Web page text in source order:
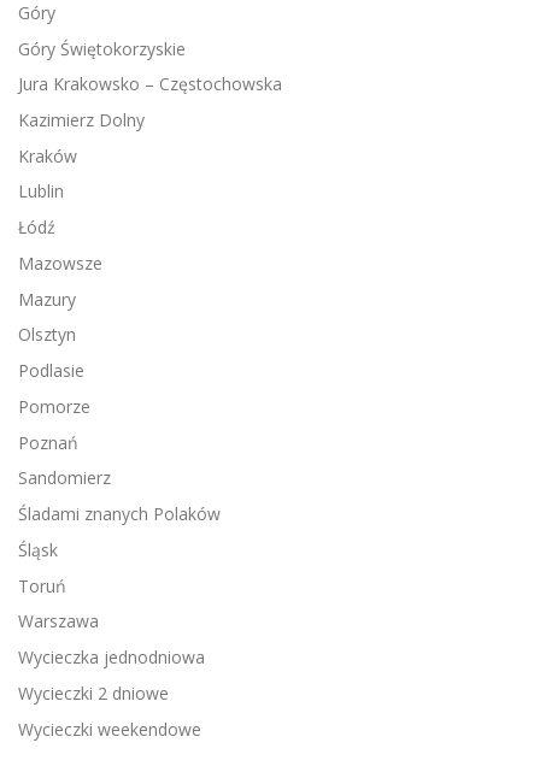
Góry
Góry Świętokorzyskie
Jura Krakowsko – Częstochowska
Kazimierz Dolny
Kraków
Lublin
Łódź
Mazowsze
Mazury
Olsztyn
Podlasie
Pomorze
Poznań
Sandomierz
Śladami znanych Polaków
Śląsk
Toruń
Warszawa
Wycieczka jednodniowa
Wycieczki 2 dniowe
Wycieczki weekendowe